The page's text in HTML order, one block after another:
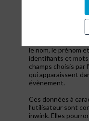
évènement, et de
relatives à
le nom, le prénom
identifiants et mots
champs choisis par
qui apparaissent
évènement.
Ces données à
l’utilisateur sont
inwink. Elles